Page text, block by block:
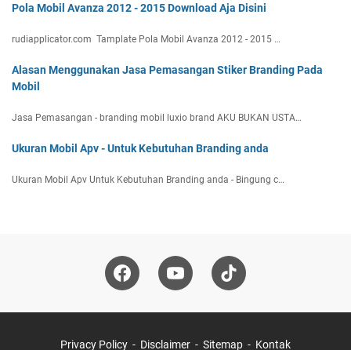
Pola Mobil Avanza 2012 - 2015 Download Aja Disini
rudiapplicator.com Tamplate Pola Mobil Avanza 2012 - 2015 …
Alasan Menggunakan Jasa Pemasangan Stiker Branding Pada
Mobil
Jasa Pemasangan - branding mobil luxio brand AKU BUKAN USTA…
Ukuran Mobil Apv - Untuk Kebutuhan Branding anda
Ukuran Mobil Apv Untuk Kebutuhan Branding anda - Bingung c…
Privacy Policy Disclaimer Sitemap Kontak